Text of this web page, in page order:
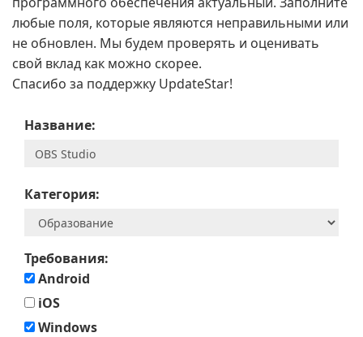
любые поля, которые являются неправильными или
не обновлен. Мы будем проверять и оценивать
свой вклад как можно скорее.
Спасибо за поддержку UpdateStar!
Название:
Категория:
Требования:
Android
iOS
Windows